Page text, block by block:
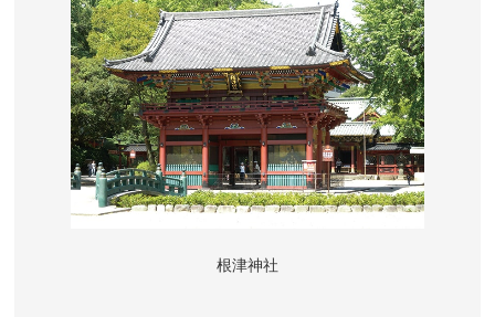
回、ぼたん苑を開催しています。
東京都台東区
参拝料／無料 ※御拝観(透塀の内側で社殿を間近でご
覧になれます)拝観料:大人(中学生以上)500円、小学生
200円、小学生200円
参拝時間／冬季(10月～2月)9:00～16:30、夏季(3月～9
月)9:00～17:30 ※御拝観：冬季(10月～2月)9:30～
根津神社